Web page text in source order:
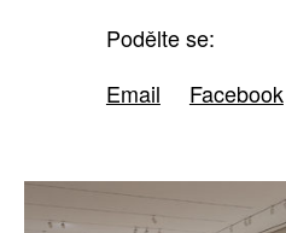
Podělte se:
Email
Facebook